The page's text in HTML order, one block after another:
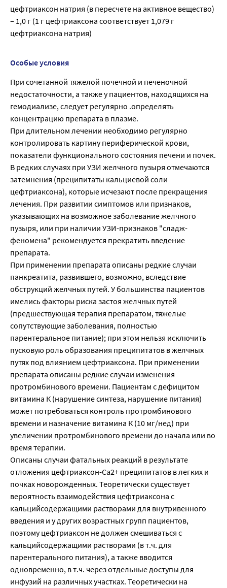
цефтриаксон натрия (в пересчете на активное вещество)
– 1,0 г (1 г цефтриаксона соответствует 1,079 г
цефтриаксона натрия)
Особые условия
При сочетанной тяжелой почечной и печеночной
недостаточности, а также у пациентов, находящихся на
гемодиализе, следует регулярно .определять
концентрацию препарата в плазме.
При длительном лечении необходимо регулярно
контролировать картину периферической крови,
показатели функционального состояния печени и почек.
В редких случаях при УЗИ желчного пузыря отмечаются
затемнения (преципитаты кальциевой соли
цефтриаксона), которые исчезают после прекращения
лечения. При развитии симптомов или признаков,
указывающих на возможное заболевание желчного
пузыря, или при наличии УЗИ-признаков "сладж-
феномена" рекомендуется прекратить введение
препарата.
При применении препарата описаны редкие случаи
панкреатита, развившего, возможно, вследствие
обструкций желчных путей. У большинства пациентов
имелись факторы риска застоя желчных путей
(предшествующая терапия препаратом, тяжелые
сопутствующие заболевания, полностью
парентеральное питание); при этом нельзя исключить
пусковую роль образования преципитатов в желчных
путях под влиянием цефтриаксона. При применении
препарата описаны редкие случаи изменения
протромбинового времени. Пациентам с дефицитом
витамина К (нарушение синтеза, нарушение питания)
может потребоваться контроль протромбинового
времени и назначение витамина К (10 мг/нед) при
увеличении протромбинового времени до начала или во
время терапии.
Описаны случаи фатальных реакций в результате
отложения цефтриаксон-Са2+ преципитатов в легких и
почках новорожденных. Теоретически существует
вероятность взаимодействия цефтриаксона с
кальцийсодержащими растворами для внутривенного
введения и у других возрастных групп пациентов,
поэтому цефтриаксон не должен смешиваться с
кальцийсодержащими растворами (в т.ч. для
парентерального питания), а также вводится
одновременно, в т.ч. через отдельные доступы для
инфузий на различных участках. Теоретически на